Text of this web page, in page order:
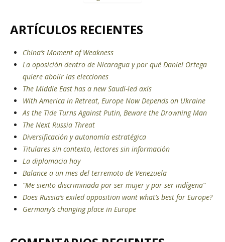
ARTÍCULOS RECIENTES
China’s Moment of Weakness
La oposición dentro de Nicaragua y por qué Daniel Ortega
quiere abolir las elecciones
The Middle East has a new Saudi-led axis
With America in Retreat, Europe Now Depends on Ukraine
As the Tide Turns Against Putin, Beware the Drowning Man
The Next Russia Threat
Diversificación y autonomía estratégica
Titulares sin contexto, lectores sin información
La diplomacia hoy
Balance a un mes del terremoto de Venezuela
“Me siento discriminada por ser mujer y por ser indígena”
Does Russia’s exiled opposition want what’s best for Europe?
Germany’s changing place in Europe